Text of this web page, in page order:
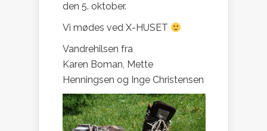
den 5. oktober.
Vi mødes ved X-HUSET
Vandrehilsen fra
Karen Boman, Mette
Henningsen og Inge Christensen